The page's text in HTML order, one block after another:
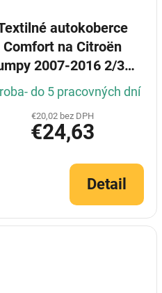
autokoberce
Comfort na Citroën
2007-2016 2/3m
(Konfigurátor)
do 5 pracovných dní
€20,02 bez DPH
€24,63
Detail